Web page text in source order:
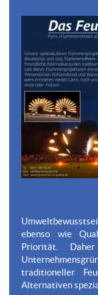
ebenso wie
Priorität.
traditioneller
Alternativen